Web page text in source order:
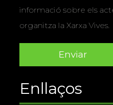
informació sobre els
organitza la Xarxa Vives.
Enllaços